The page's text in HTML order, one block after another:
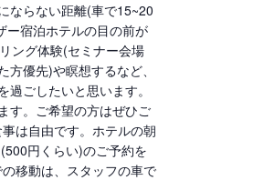
ならない距離(車で15~20
ー宿泊ホテルの目の前が
ング体験(セミナー会場
優先)や瞑想するなど、
ごしたいと思います。
す。ご希望の方はぜひご
は自由です。ホテルの朝
円くらい)のご予約を
移動は、スタッフの車で